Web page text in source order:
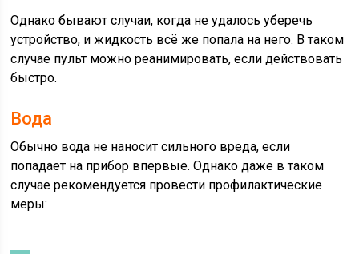
Однако бывают случаи, когда не удалось уберечь
устройство, и жидкость всё же попала на него. В таком
случае пульт можно реанимировать, если действовать
быстро.
Вода
Обычно вода не наносит сильного вреда, если
попадает на прибор впервые. Однако даже в таком
случае рекомендуется провести профилактические
меры: